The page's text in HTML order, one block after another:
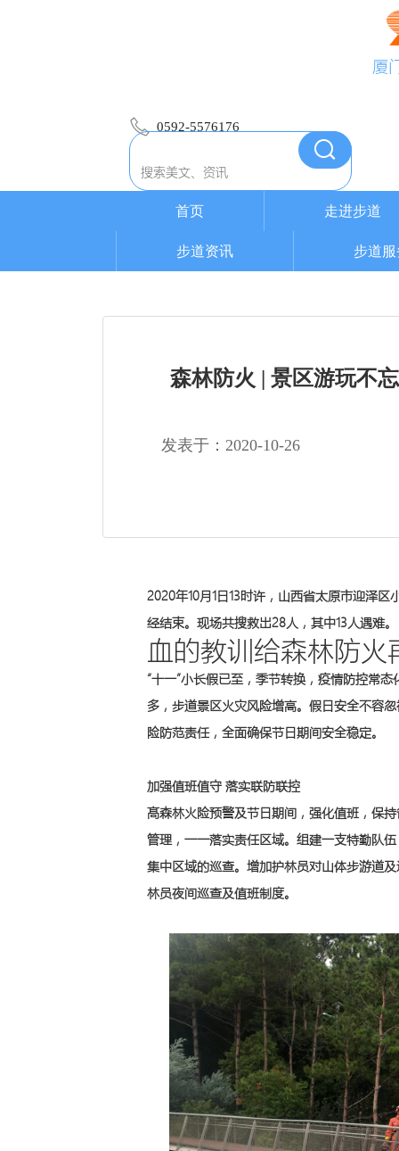
厦
0592-5576176
首页 走进步道
步道资讯 步道
森林防火 | 景区游玩不
发表于：2020-10-26
2020年10月1日13时许，山西省太原市迎泽
经结束。现场共搜救出28人，其中13人遇难。
血的教训给森林防火
“十一”小长假已至，季节转换，疫情防控常
多，步道景区火灾风险增高。假日安全不容
险防范责任，全面确保节日期间安全稳定。
加强值班值守 落实联防联控
髙森林火险预警及节日期间，强化值班，保
管理，一一落实责任区域。组建一支特勤队
集中区域的巡查。增加护林员对山体步游道
林员夜间巡查及值班制度。